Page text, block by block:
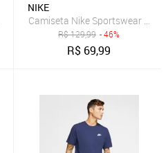
Masculina
NIKE
Camiseta Nike Sportswear Icon
R$129,99 - 46%
R$ 69,99